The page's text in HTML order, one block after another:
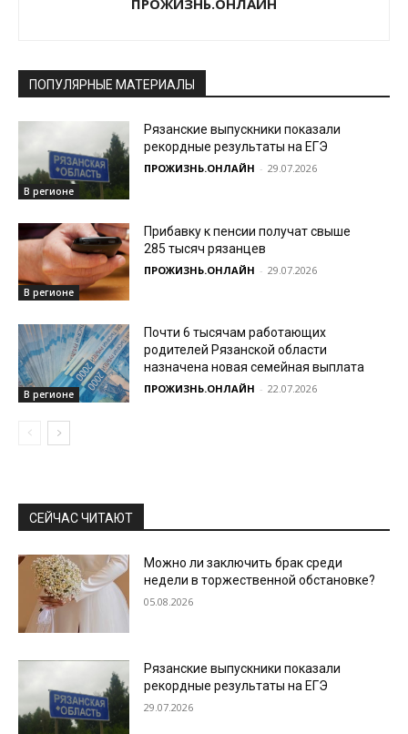
ПРОЖИЗНЬ.ОНЛАЙН
ПОПУЛЯРНЫЕ МАТЕРИАЛЫ
В регионе
Рязанские выпускники показали
рекордные результаты на ЕГЭ
ПРОЖИЗНЬ.ОНЛАЙН - 29.07.2026
В регионе
Прибавку к пенсии получат свыше
285 тысяч рязанцев
ПРОЖИЗНЬ.ОНЛАЙН - 29.07.2026
В регионе
Почти 6 тысячам работающих
родителей Рязанской области
назначена новая семейная выплата
ПРОЖИЗНЬ.ОНЛАЙН - 22.07.2026
СЕЙЧАС ЧИТАЮТ
Можно ли заключить брак среди
недели в торжественной обстановке?
05.08.2026
Рязанские выпускники показали
рекордные результаты на ЕГЭ
29.07.2026